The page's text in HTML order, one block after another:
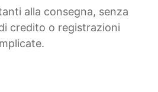
alla consegna, senza
credito o registrazioni